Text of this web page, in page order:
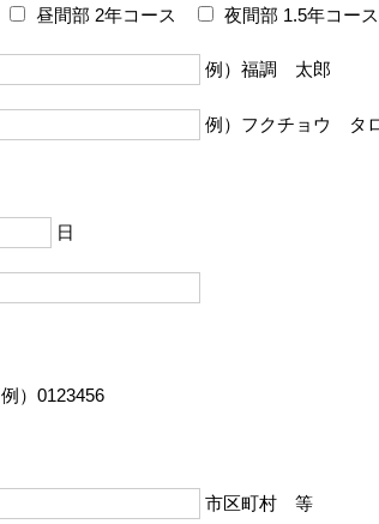
昼間部 2年コース 夜間部 1.5年コース
例）福調 太郎
例）フクチョウ タ
日
例）0123456
市区町村 等